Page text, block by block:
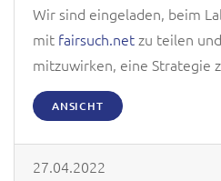
Wir sind eingeladen, beim
mit fairsuch.netzu teilen
mitzuwirken, eine Strategie
ANSICHT
27.04.2022